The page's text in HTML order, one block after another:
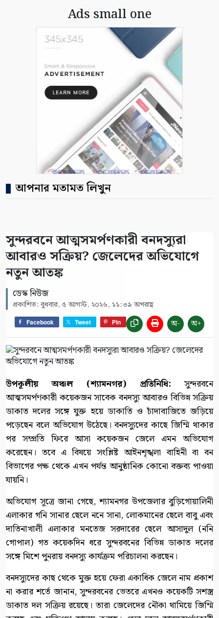
Ads small one
আপনার মতামত লিখুন
সুন্দরবনে আত্মসমর্পণকারী বনদস্যুরা
আবারও সক্রিয়? জেলেদের অভিযোগে
নতুন আতঙ্ক
ডেস্ক নিউজ
প্রকাশিত: বুধবার, ৫ আগস্ট, ২০২৬, ১১:৩৯ অপরাহ্ণ
Facebook Tweet Pin অ- অ+
উপকূলীয় অঞ্চল (শ্যামনগর) প্রতিনিধি: সুন্দরবনে
আত্মসমর্পণকারী কয়েকজন সাবেক বনদস্যু আবারও বিভিন্ন সক্রিয়
ডাকাত দলের সঙ্গে যুক্ত হয়ে ডাকাতি ও চাঁদাবাজিতে জড়িয়ে
পড়েছেন বলে অভিযোগ উঠেছে। বনদস্যুদের কাছে জিম্মি থাকার
পর সম্প্রতি ফিরে আসা কয়েকজন জেলে এমন অভিযোগ
করেছেন। তবে এ বিষয়ে সংশ্লিষ্ট আইনশৃঙ্খলা বাহিনী বা বন
বিভাগের পক্ষ থেকে এখন পর্যন্ত আনুষ্ঠানিক কোনো বক্তব্য পাওয়া
যায়নি।
অভিযোগ সূত্রে জানা গেছে, শ্যামনগর উপজেলার বুড়িগোয়ালিনী
এলাকার গনি সানার ছেলে ননে সানা, লোকমানের ছেলে বাবু এবং
দাতিনাখালী এলাকার মনতেজ সরদারের ছেলে আসাদুল (ননি
গোপাল) গত কয়েকদিন ধরে সুন্দরবনের বিভিন্ন ডাকাত দলের
সঙ্গে মিশে পুনরায় বনদস্যু কার্যক্রম পরিচালনা করছেন।
বনদস্যুদের কাছ থেকে মুক্ত হয়ে ফেরা একাধিক জেলে নাম প্রকাশ
না করার শর্তে জানান, সুন্দরবনের ভেতরে এখনও কয়েকটি সশস্ত্র
ডাকাত দল সক্রিয় রয়েছে। তারা জেলেদের নৌকা থামিয়ে জিম্মি